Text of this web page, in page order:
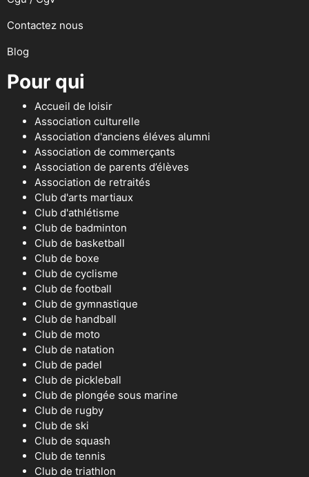
Contactez nous
Blog
Pour qui
Accueil de loisir
Association culturelle
Association d'anciens éléves alumni
Association de commerçants
Association de parents d’élèves
Association de retraités
Club d'arts martiaux
Club d'athlétisme
Club de badminton
Club de basketball
Club de boxe
Club de cyclisme
Club de football
Club de gymnastique
Club de handball
Club de moto
Club de natation
Club de padel
Club de pickleball
Club de plongée sous marine
Club de rugby
Club de ski
Club de squash
Club de tennis
Club de triathlon